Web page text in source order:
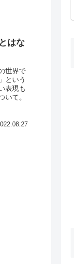
はな
世界で
という
表現も
いて。